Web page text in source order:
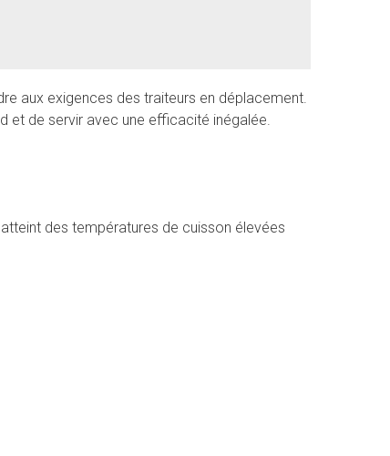
aux exigences des traiteurs en déplacement.
et de servir avec une efficacité inégalée.
atteint des températures de cuisson élevées